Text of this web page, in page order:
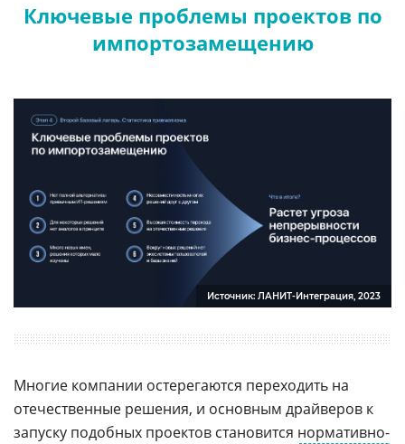
Ключевые проблемы проектов по
импортозамещению
Источник: ЛАНИТ-Интеграция, 2023
Многие компании остерегаются переходить на
отечественные решения, и основным драйверов к
запуску подобных проектов становится нормативно-